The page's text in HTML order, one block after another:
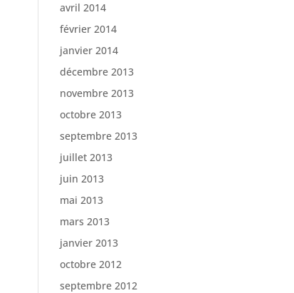
avril 2014
février 2014
janvier 2014
décembre 2013
novembre 2013
octobre 2013
septembre 2013
juillet 2013
juin 2013
mai 2013
mars 2013
janvier 2013
octobre 2012
septembre 2012